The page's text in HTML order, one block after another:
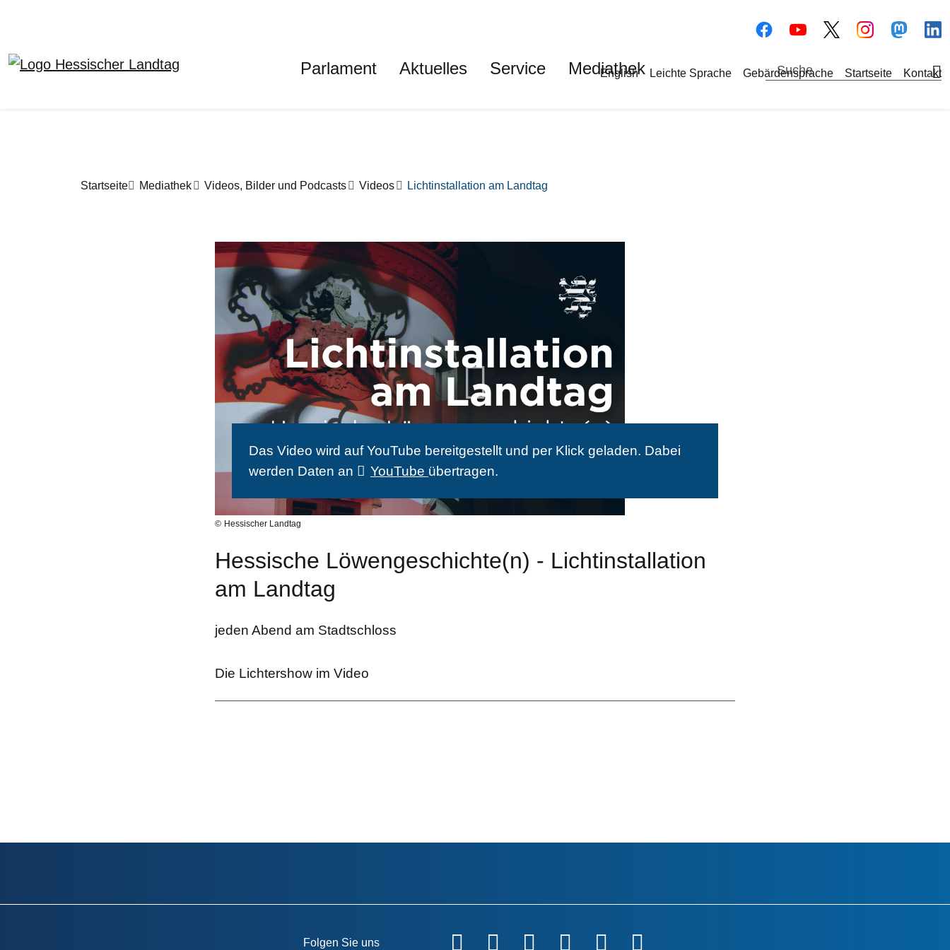
BilddateiBilddatei
Meta-Navigation
English Leichte Sprache Gebärdensprache Startseite Kontakt
Hauptnavigation
Parlament Aktuelles Service Mediathek
Pfadnavigation
Startseite Mediathek Videos, Bilder und Podcasts Videos Lichtinstallation am Landtag
Bilddatei
Das Video wird auf YouTube bereit­gestellt und per Klick ge­laden. Dabei
werden Daten an
YouTube über­tragen.
Hessischer Landtag
Hessische Löwengeschichte(n) - Lichtinstallation
am Landtag
jeden Abend am Stadtschloss
Die Lichtershow im Video
Folgen Sie uns